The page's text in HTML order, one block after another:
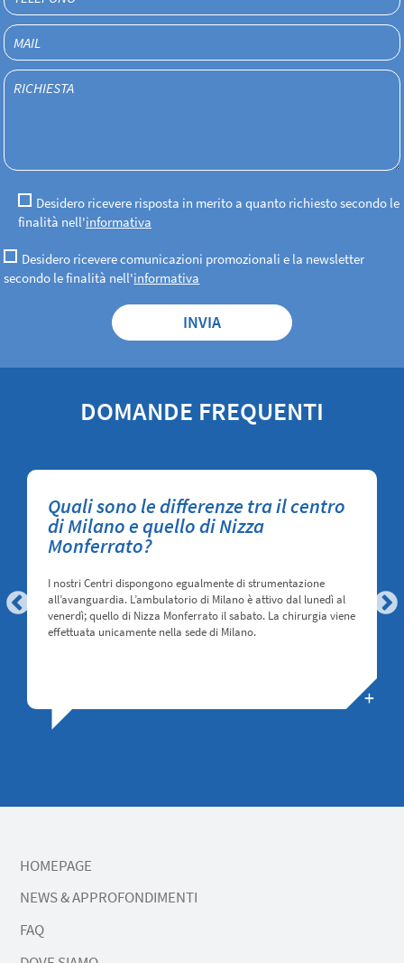
Desidero ricevere risposta in merito a quanto richiesto secondo le
finalità nell'informativa
Desidero ricevere comunicazioni promozionali e la newsletter
secondo le finalità nell'informativa
DOMANDE FREQUENTI
e
s
Quali sono le differenze tra il centro
di Milano e quello di Nizza
Monferrato?
I nostri Centri dispongono egualmente di strumentazione
all’avanguardia. L’ambulatorio di Milano è attivo dal lunedì al
venerdì; quello di Nizza Monferrato il sabato. La chirurgia viene
effettuata unicamente nella sede di Milano.
e
HOMEPAGE
NEWS & APPROFONDIMENTI
FAQ